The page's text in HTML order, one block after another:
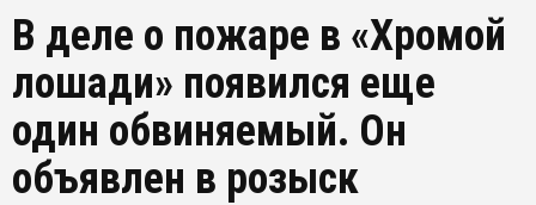
В деле о пожаре в «Хромой
лошади» появился еще
один обвиняемый. Он
объявлен в розыск